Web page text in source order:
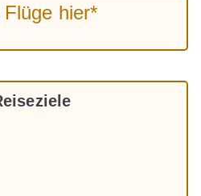
Flüge hier*